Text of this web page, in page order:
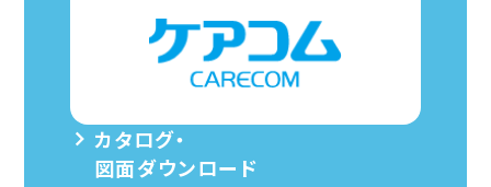
カタログ・
図面ダウンロード